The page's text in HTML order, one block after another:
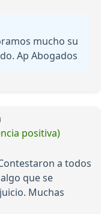
mucho su
Ap Abogados
positiva)
a todos
que se
Muchas